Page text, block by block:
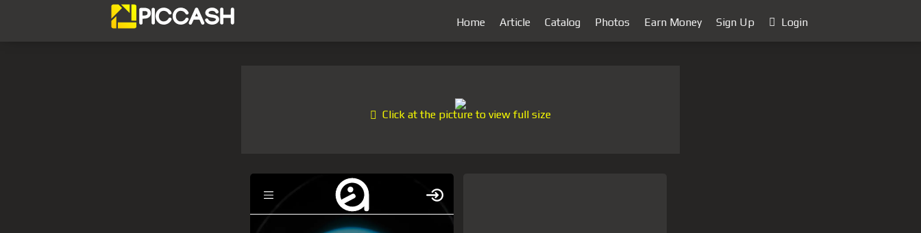
Home Article Catalog Photos Earn Money Sign Up Login
Click at the picture to view full size